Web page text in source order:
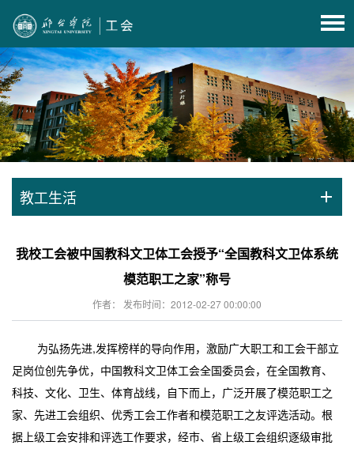
教工生活
我校工会被中国教科文卫体工会授予“全国教科文卫体系统
模范职工之家”称号
作者： 发布时间：2012-02-27 00:00:00
为弘扬先进,发挥榜样的导向作用，激励广大职工和工会干部立
足岗位创先争优，中国教科文卫体工会全国委员会，在全国教育、
科技、文化、卫生、体育战线，自下而上，广泛开展了模范职工之
家、先进工会组织、优秀工会工作者和模范职工之友评选活动。根
据上级工会安排和评选工作要求，经市、省上级工会组织逐级审批